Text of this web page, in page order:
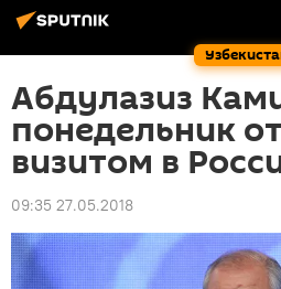
Абдулазиз
понедельник
визитом в
09:35 27.05.2018